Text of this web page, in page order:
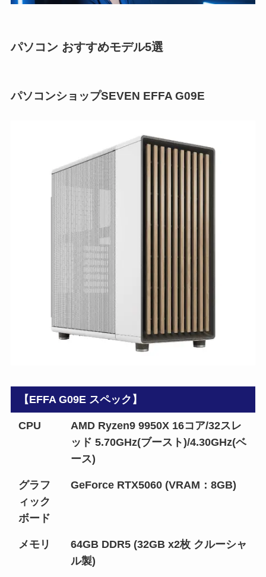
パソコン おすすめモデル5選
パソコンショップSEVEN EFFA G09E
【EFFA G09E スペック】
CPU
AMD Ryzen9 9950X 16コア/32スレ
ッド 5.70GHz(ブースト)/4.30GHz(ベ
ース)
グラフ
ィック
ボード
GeForce RTX5060 (VRAM：8GB)
メモリ
64GB DDR5 (32GB x2枚 クルーシャ
ル製)